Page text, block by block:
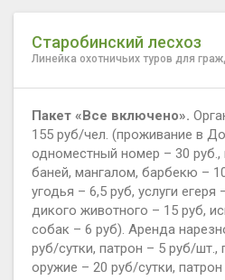
Старобинский лесхоз
Линейка охотничьих туров для
Пакет «Все включено».
155 руб/чел. (проживание в
одноместный номер – 30 руб.,
баней, мангалом, барбекю –
угодья – 6,5 руб, услуги
дикого животного – 15 руб,
собак – 6 руб). Аренда
руб/сутки, патрон – 5 руб/шт.,
оружие – 20 руб/сутки,